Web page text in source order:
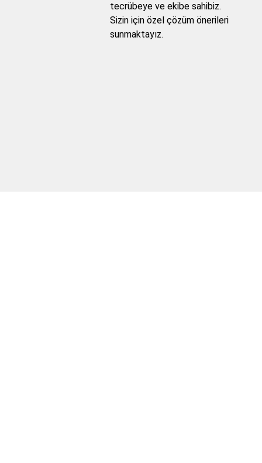
tecrübeye ve ekibe sahibiz.
Sizin için özel çözüm önerileri
sunmaktayız.